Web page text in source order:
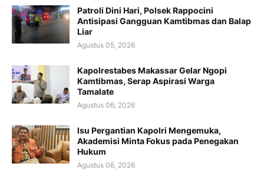
Patroli Dini Hari, Polsek Rappocini
Antisipasi Gangguan Kamtibmas dan Balap
Liar
Agustus 05, 2026
Kapolrestabes Makassar Gelar Ngopi
Kamtibmas, Serap Aspirasi Warga
Tamalate
Agustus 06, 2026
Isu Pergantian Kapolri Mengemuka,
Akademisi Minta Fokus pada Penegakan
Hukum
Agustus 06, 2026